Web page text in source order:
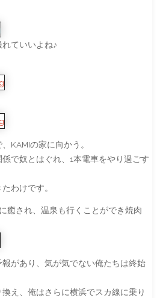
ていいよね♪
KAMIの家に向かう。
で奴とはぐれ、1本電車をやり過ごす
わけです。
癒され、温泉も行くことができ焼肉
があり、気が気でない俺たちは終始
え、俺はさらに横浜でスカ線に乗り